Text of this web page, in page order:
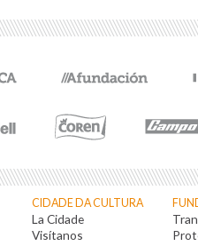
CIDADE DA CULTURA
La Cidade
Visítanos